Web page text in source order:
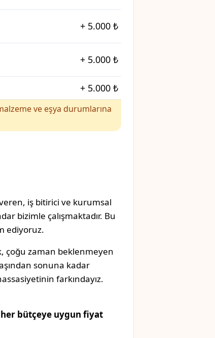
+ 5.000 ₺
+ 5.000 ₺
+ 5.000 ₺
ve eşya durumlarına
iş bitirici ve kurumsal
bizimle çalışmaktadır. Bu
ediyoruz.
çoğu zaman beklenmeyen
sonuna kadar
farkındayız.
her bütçeye uygun fiyat